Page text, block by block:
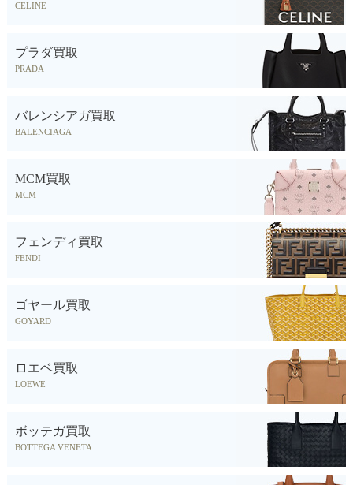
CELINE
プラダ買取
PRADA
バレンシアガ買取
BALENCIAGA
MCM買取
MCM
フェンディ買取
FENDI
ゴヤール買取
GOYARD
ロエベ買取
LOEWE
ボッテガ買取
BOTTEGA VENETA